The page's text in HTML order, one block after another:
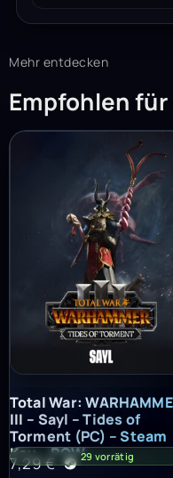
Mehr entdecken
Empfohlen
Total War: WARHAMMER
Total War:
III – Sayl – Tides of
Torment (PC) – Steam
Key – ROW
7,29€ 29 vorrätig